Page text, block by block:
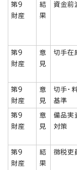
第9
財産
結
果
資金前
第9
財産
意
見
切手在
第9
財産
意
見
切手・
基準
第9
財産
意
見
備品実
対策
第9
財産
結
果
徴税吏